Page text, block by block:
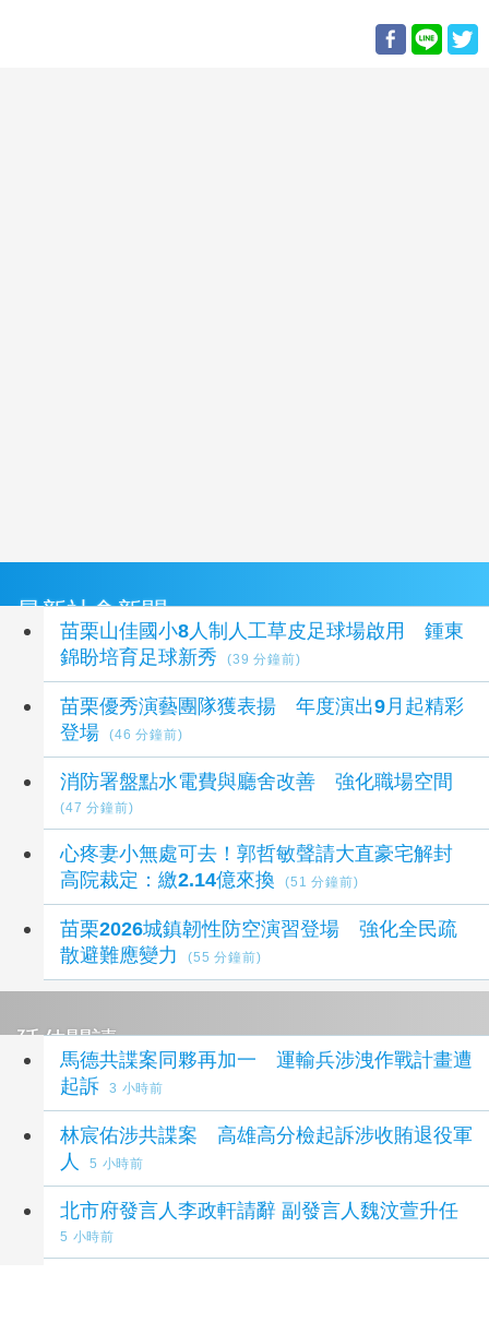
最新社會新聞
苗栗山佳國小8人制人工草皮足球場啟用 鍾東
錦盼培育足球新秀
(39 分鐘前)
苗栗優秀演藝團隊獲表揚 年度演出9月起精彩
登場
(46 分鐘前)
消防署盤點水電費與廳舍改善 強化職場空間
(47 分鐘前)
心疼妻小無處可去！郭哲敏聲請大直豪宅解封
高院裁定：繳2.14億來換
(51 分鐘前)
苗栗2026城鎮韌性防空演習登場 強化全民疏
散避難應變力
(55 分鐘前)
延伸閱讀
馬德共諜案同夥再加一 運輸兵涉洩作戰計畫遭
起訴
3 小時前
林宸佑涉共諜案 高雄高分檢起訴涉收賄退役軍
人
5 小時前
北市府發言人李政軒請辭 副發言人魏汶萱升任
5 小時前